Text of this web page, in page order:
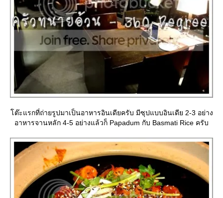
ต๊ะแรกที่ถ่ายรูปมาเป็นอาหารอินเดียครับ มีซุปแบบอินเดีย 2-3 อย่าง
อาหารจานหลัก 4-5 อย่างแล้วก็ Papadum กับ Basmati Rice ครับ